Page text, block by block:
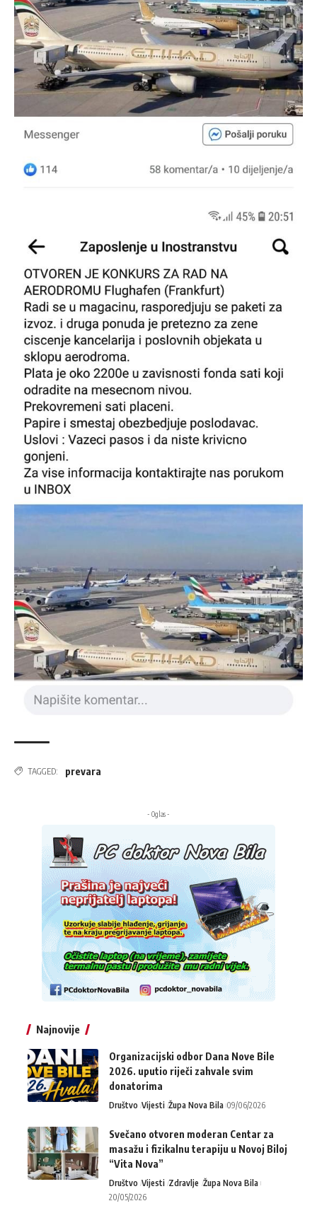
TAGGED: prevara
- Oglas -
Najnovije
Organizacijski odbor Dana Nove Bile
2026. uputio riječi zahvale svim
donatorima
Društvo Vijesti Župa Nova Bila 09/06/2026
Svečano otvoren moderan Centar za
masažu i fizikalnu terapiju u Novoj Biloj
“Vita Nova”
Društvo Vijesti Zdravlje Župa Nova Bila
20/05/2026